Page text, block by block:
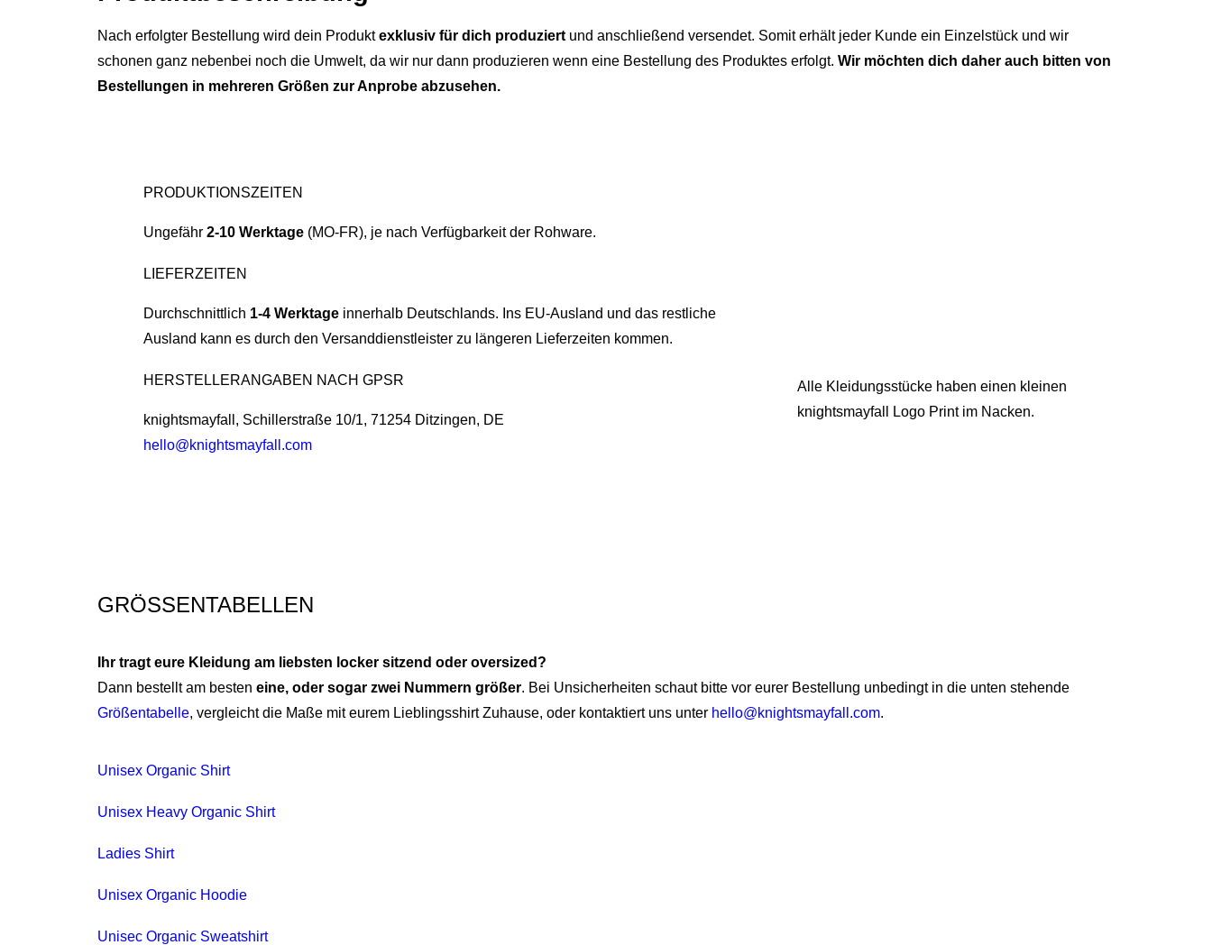
Nach erfolgter Bestellung wird dein Produktexklusiv für dich produziert und anschließend versendet. Somit erhält jeder Kunde ein Einzelstück und wir
schonen ganz nebenbei noch die Umwelt, da wir nur dann produzieren wenn eine Bestellung des Produktes erfolgt. Wir möchten dich daher auch bitten von
Bestellungen in mehreren Größen zur Anprobe abzusehen.
PRODUKTIONSZEITEN
Ungefähr 2-10 Werktage(MO-FR), je nach Verfügbarkeit der Rohware.
LIEFERZEITEN
Durchschnittlich 1-4 Werktageinnerhalb Deutschlands. Ins EU-Ausland und das restliche
Ausland kann es durch den Versanddienstleister zu längeren Lieferzeiten kommen.
HERSTELLERANGABEN NACH GPSR
knightsmayfall, Schillerstraße 10/1, 71254 Ditzingen, DE
hello@knightsmayfall.com
Alle Kleidungsstücke haben einen kleinen
knightsmayfall Logo Print im Nacken.
GRÖSSENTABELLEN
Ihr tragt eure Kleidung am liebsten locker sitzend oder oversized?
Dann bestellt am besten eine, oder sogar zwei Nummern größer. Bei Unsicherheiten schaut bitte vor eurer Bestellung unbedingt in die unten stehende
Größentabelle, vergleicht die Maße mit eurem Lieblingsshirt Zuhause, oder kontaktiert uns unter hello@knightsmayfall.com.
Unisex Organic Shirt
Unisex Heavy Organic Shirt
Ladies Shirt
Unisex Organic Hoodie
Unisec Organic Sweatshirt